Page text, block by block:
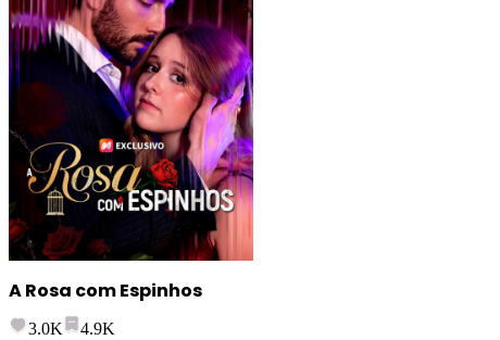
A Rosa com Espinhos
3.0K
4.9K